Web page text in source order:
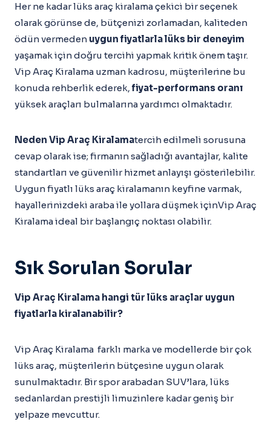
Her ne kadar lüks araç kiralama çekici bir seçenek
olarak görünse de, bütçenizi zorlamadan, kaliteden
ödün vermeden uygun fiyatlarla lüks bir deneyim
yaşamak için doğru tercihi yapmak kritik önem taşır.
Vip Araç Kiralama uzman kadrosu, müşterilerine bu
konuda rehberlik ederek, fiyat-performans oranı
yüksek araçları bulmalarına yardımcı olmaktadır.
Neden Vip Araç Kiralamatercih edilmeli sorusuna
cevap olarak ise; firmanın sağladığı avantajlar, kalite
standartları ve güvenilir hizmet anlayışı gösterilebilir.
Uygun fiyatlı lüks araç kiralamanın keyfine varmak,
hayallerinizdeki araba ile yollara düşmek içinVip Araç
Kiralama ideal bir başlangıç noktası olabilir.
Sık Sorulan Sorular
Vip Araç Kiralama hangi tür lüks araçlar uygun
fiyatlarla kiralanabilir?
Vip Araç Kiralama farklı marka ve modellerde bir çok
lüks araç, müşterilerin bütçesine uygun olarak
sunulmaktadır. Bir spor arabadan SUV’lara, lüks
sedanlardan prestijli limuzinlere kadar geniş bir
yelpaze mevcuttur.